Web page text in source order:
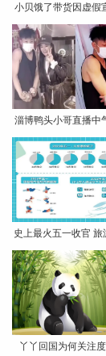
小贝饿了带货因虚假
罚
淄博鸭头小哥直播中
泪
史上最火五一收官 旅
丫丫回国为何关注